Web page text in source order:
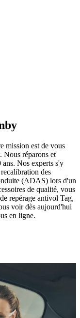
mission est de vous
Nous réparons et
ans. Nos experts s'y
des
(ADAS) lors d'un
de qualité, vous
repérage antivol Tag,
voir dès aujourd'hui
en ligne.